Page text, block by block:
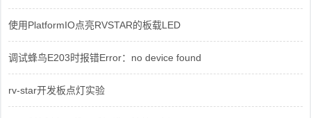
使用PlatformIO点亮RVSTAR的板载LED
调试蜂鸟E203时报错Error：no device found
rv-star开发板点灯实验